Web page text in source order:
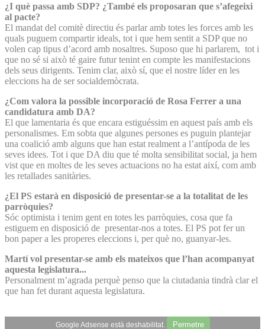
¿I què passa amb SDP? ¿També els proposaran que s’afegeixi
al pacte?
El mandat del comitè directiu és parlar amb totes les forces amb les
quals puguem compartir ideals, tot i que hem sentit a SDP que no
volen cap tipus d’acord amb nosaltres. Suposo que hi parlarem, tot i
que no sé si això té gaire futur tenint en compte les manifestacions
dels seus dirigents. Tenim clar, això sí, que el nostre líder en les
eleccions ha de ser socialdemòcrata.
¿Com valora la possible incorporació de Rosa Ferrer a una
candidatura amb DA?
El que lamentaria és que encara estiguéssim en aquest país amb els
personalismes. Em sobta que algunes persones es puguin plantejar
una coalició amb alguns que han estat realment a l’antípoda de les
seves idees. Tot i que DA diu que té molta sensibilitat social, ja hem
vist que en moltes de les seves actuacions no ha estat així, com amb
les retallades sanitàries.
¿El PS estarà en disposició de presentar-se a la totalitat de les
parròquies?
Sóc optimista i tenim gent en totes les parròquies, cosa que fa
estiguem en disposició de presentar-nos a totes. El PS pot fer un
bon paper a les properes eleccions i, per què no, guanyar-les.
Martí vol presentar-se amb els mateixos que l’han acompanyat
aquesta legislatura...
Personalment m’agrada perquè penso que la ciutadania tindrà clar el
que han fet durant aquesta legislatura.
Google Adsense està deshabilitat. Permetre